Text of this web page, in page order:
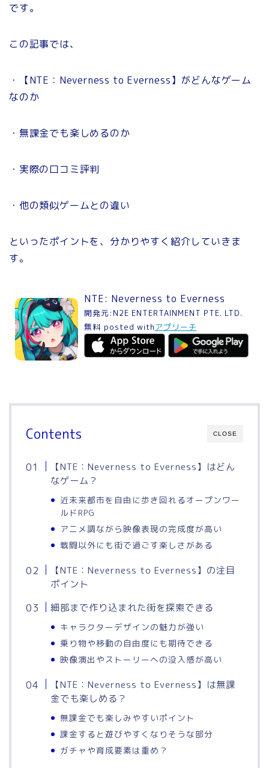
です。
この記事では、
・【NTE：Neverness to Everness】がどんなゲーム
なのか
・無課金でも楽しめるのか
・実際の口コミ評判
・他の類似ゲームとの違い
といったポイントを、分かりやすく紹介していきま
す。
NTE: Neverness to Everness
開発元: N2E ENTERTAINMENT PTE. LTD.
無料 posted with アプリーチ
CLOSE
Contents
【NTE：Neverness to Everness】はどん
なゲーム？
近未来都市を自由に歩き回れるオープンワー
ルドRPG
アニメ調ながら映像表現の完成度が高い
戦闘以外にも街で過ごす楽しさがある
【NTE：Neverness to Everness】の注目
ポイント
細部まで作り込まれた街を探索できる
キャラクターデザインの魅力が強い
乗り物や移動の自由度にも期待できる
映像演出やストーリーへの没入感が高い
【NTE：Neverness to Everness】は無課
金でも楽しめる？
無課金でも楽しみやすいポイント
課金すると遊びやすくなりそうな部分
ガチャや育成要素は重め？